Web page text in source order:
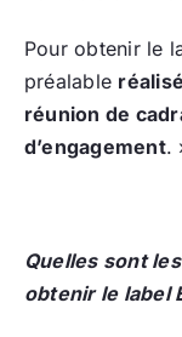
Pour obtenir le
préalable
réunion de
d’engagement.
Quelles sont
obtenir le label